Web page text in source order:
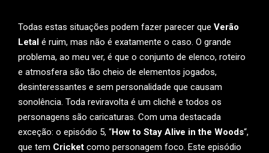
Todas estas situações podem fazer parecer que Verão
Letal é ruim, mas não é exatamente o caso. O grande
problema, ao meu ver, é que o conjunto de elenco, roteiro
e atmosfera são tão cheio de elementos jogados,
desinteressantes e sem personalidade que causam
sonolência. Toda reviravolta é um clichê e todos os
personagens são caricaturas. Com uma destacada
exceção: o episódio 5, “How to Stay Alive in the Woods“,
que tem Cricket como personagem foco. Este episódio